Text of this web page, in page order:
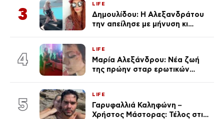
3
LIFE
Δημουλίδου: Η Αλεξανδράτου
την απείλησε με μήνυση κι
ποια είσαι σοκαρίστικα»
4
LIFE
Μαρία Αλεξάνδρου: Νέα ζωή
της πρώην σταρ ερωτικών
(Φωτογραφίες)
5
LIFE
Γαρυφαλλιά Καληφώνη –
Χρήστος Μάστορας: Τέλος στις